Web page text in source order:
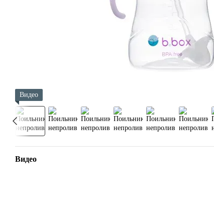
Видео
Видео